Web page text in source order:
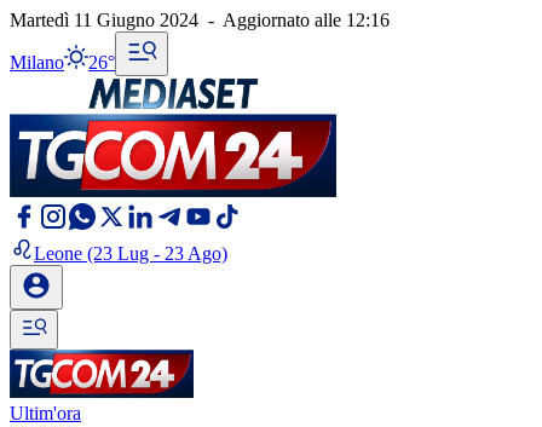
Martedì 11 Giugno 2024 - Aggiornato alle 12:16
Milano 26°
Leone (23 Lug - 23 Ago)
Ultim'ora